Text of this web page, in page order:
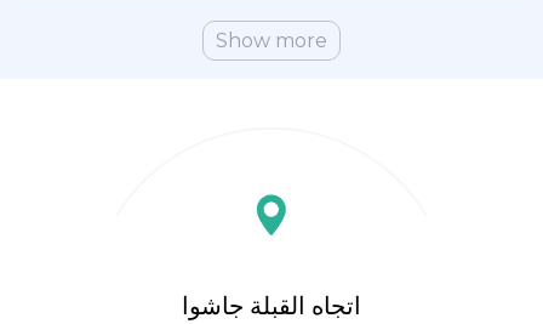
Show more
اتجاه القبلة جاشوا